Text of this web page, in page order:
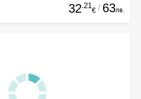
32.21
€ / 63лв.